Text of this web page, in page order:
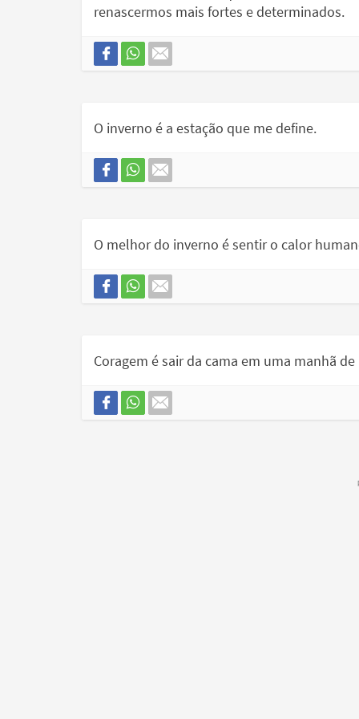
renascermos mais fortes e determinados.
O inverno é a estação que me define.
O melhor do inverno é sentir o calor
Coragem é sair da cama em uma manhã